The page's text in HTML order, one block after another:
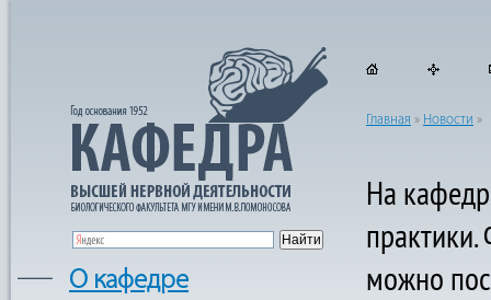
— О кафедре
Главная » Новости »
На
можно